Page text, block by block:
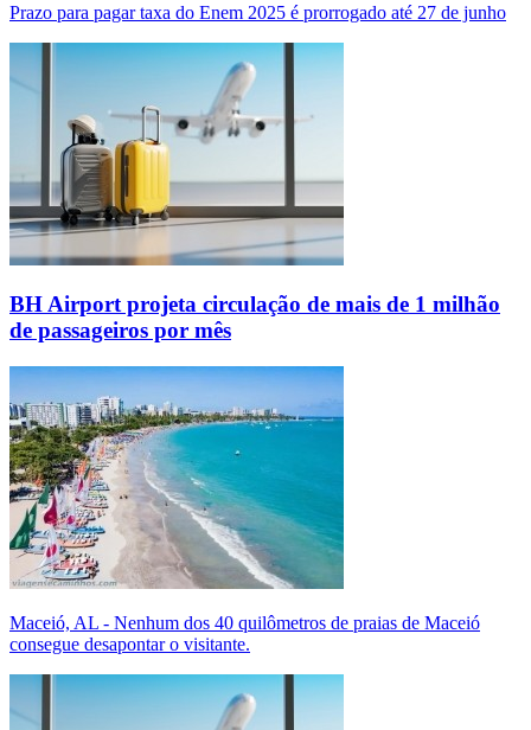
Prazo para pagar taxa do Enem 2025 é prorrogado até 27 de junho
BH Airport projeta circulação de mais de 1 milhão
de passageiros por mês
Maceió, AL - Nenhum dos 40 quilômetros de praias de Maceió
consegue desapontar o visitante.